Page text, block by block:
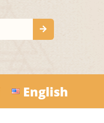
English